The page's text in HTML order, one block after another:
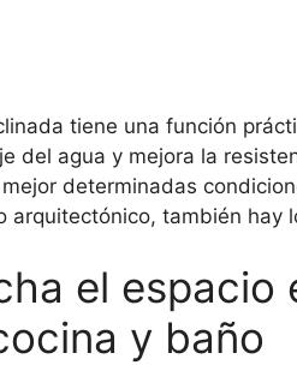
tiene una función
del agua y mejora la
determinadas
arquitectónico, también hay
el espacio
y baño